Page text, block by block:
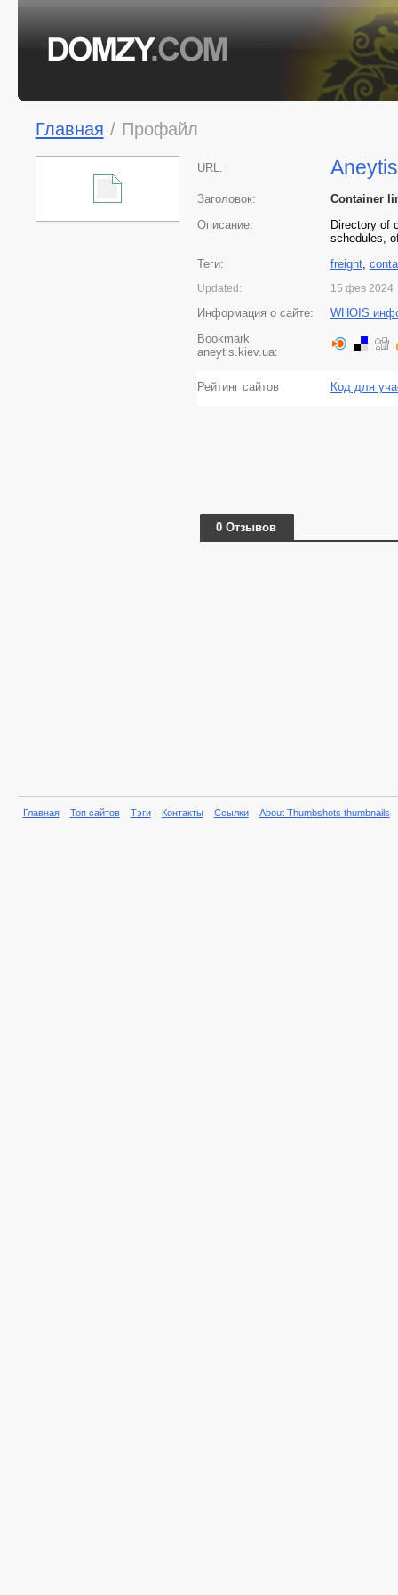
Главная / Профайл
URL:
Заголовок:
Container
Описание:
Directory of
schedules,
Теги:
freight,
Updated: 15 фев 2024
Информация о сайте:
WHOIS
Bookmark
aneytis.kiev.ua:
Рейтинг сайтов Код для
0 Отзывов
Главная Топ сайтов Тэги Контакты Ссылки About Thumbshots thumbnails